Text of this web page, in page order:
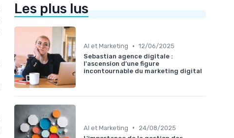
Les plus lus
AI et Marketing • 12/06/2025
Sebastian agence digitale :
l'ascension d'une figure
incontournable du marketing digital
AI et Marketing •
24/08/2025